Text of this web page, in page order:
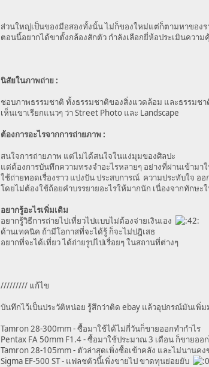
ส่วนใหญ่เป็นของมือสองทั้งนั้น ไม่ก็ของใหม่แต่ก็ตามหาของ
ตอนนี้อยากได้ขาตั้งกล้องสักตัว กำลังเลือกยี่ห้อประเมินความ
นิสัยในภาพถ่าย :
ชอบภาพธรรมชาติ ทั้งธรรมชาติของสิ่งแวดล้อม และธรรมช
เห็นเขาเรียกแนวๆ ว่า Street Photo และ Landscape
ต้องการอะไรจากการถ่ายภาพ :
สนใจการถ่ายภาพ แต่ไม่ได้สนใจในแง่มุมของศิลปะ
แต่ต้องการบันทึกความทรงจำอะไรหลายๆ อย่างที่ผ่านเข้ามา
ใช้ถ่ายทอดเรื่องราว แบ่งปัน ประสบการณ์ ความประทับใจ อ
โดยไม่ต้องใช้ถ้อยคำบรรยายอะไรให้มากนัก เนื่องจากทักษะ
อยากรู้อะไรเพิ่มเติม
อยากรู้วิธีการถ่ายไปเที่ยวไปแบบไม่ต้องจ่ายเงินเอง
ด้านเทคนิค ถ้ามีโอกาสที่จะได้รู้ ก็จะไม่ปฎิเสธ
อยากที่จะได้เที่ยว ได้ถ่ายรูปไปเรื่อยๆ ในสถานที่ต่างๆ
///////// แก้ไข
บันทึกไว้เป็นประวัติหน่อย รู้สึกว่าติด ebay แล้วอุปกรณ์มันเพิ่ม
Tamron 28-300mm - ซื้อมาใช้ได้ไม่กี่วันก็ขายออกทำกำไร
Pentax FA 50mm F1.4 - ซื้อมาใช้ประมาณ 3 เดือน ก็ขายอ
Tamron 28-105mm - ตัวล่าสุดเพิ่งซื้อเข้าคลัง และไม่นานคง
Sigma EF-500 ST - แฟลชตัวนี้เพิ่งขายไป ขาดทุนย่อยยับ